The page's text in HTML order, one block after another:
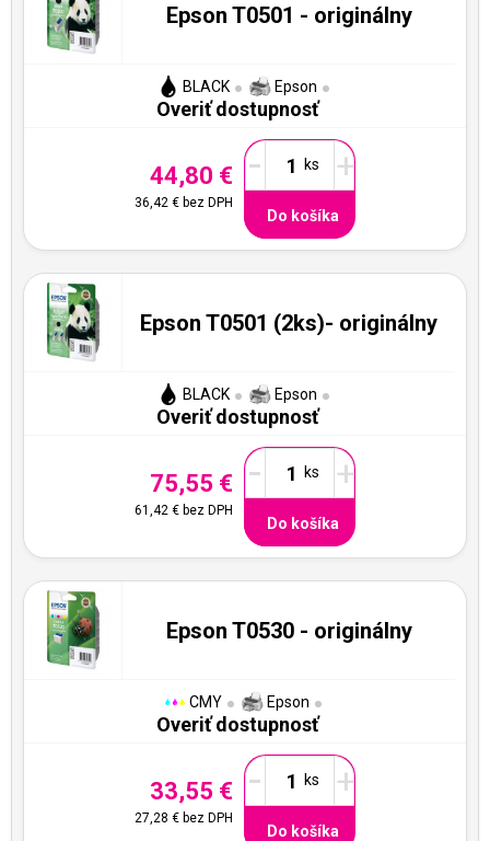
Epson T0501 - originálny
BLACK Epson
Overiť dostupnosť
44,80 €
36,42 € bez DPH
- +
Do košíka
Epson T0501 (2ks)- originálny
BLACK Epson
Overiť dostupnosť
75,55 €
61,42 € bez DPH
- +
Do košíka
Epson T0530 - originálny
CMY Epson
Overiť dostupnosť
33,55 €
27,28 € bez DPH
- +
Do košíka